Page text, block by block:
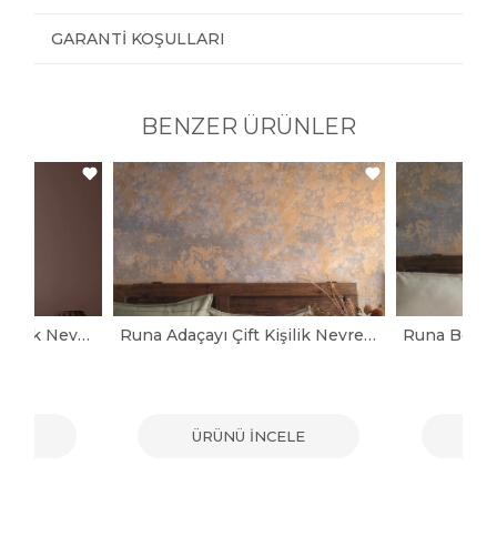
GARANTI KOŞULLARI
BENZER ÜRÜNLER
Helena Pembe Çift Kişilik Nevresim Takımı Runa Adaçayı Çift Kişilik Nevresim Takımı
ÜRÜNÜ İNCELE